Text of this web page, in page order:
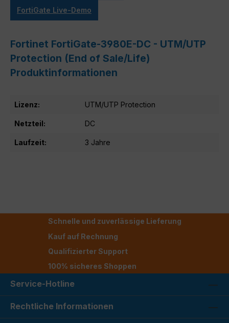
FortiGate Live-Demo
Fortinet FortiGate-3980E-DC - UTM/UTP
Protection (End of Sale/Life)
Produktinformationen
Lizenz: UTM/UTP Protection
Netzteil: DC
Laufzeit: 3 Jahre
Schnelle und zuverlässige Lieferung
Kauf auf Rechnung
Qualifizierter Support
100% sicheres Shoppen
Service-Hotline
Rechtliche Informationen